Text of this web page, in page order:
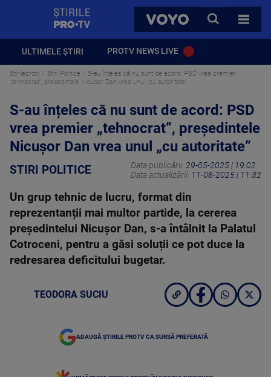
VOYO
CAUTA
TOATE
ULTIMELE ȘTIRI PROTV NEWS LIVE
Stirileprotv Stiri Politice
S-au înțeles că nu sunt de acord: PSD vrea premier
„tehnocrat”, președintele Nicușor Dan vrea unul „cu autoritate”
S-au înțeles că nu sunt de acord: PSD
vrea premier „tehnocrat”, președintele
Nicușor Dan vrea unul „cu autoritate”
STIRI POLITICE Data publicării: 29-05-2025 | 19:02
Data actualizării: 11-08-2025 | 11:32
Un grup tehnic de lucru, format din
reprezentanții mai multor partide, la cererea
președintelui Nicușor Dan, s-a întâlnit la Palatul
Cotroceni, pentru a găsi soluții ce pot duce la
redresarea deficitului bugetar.
TEODORA SUCIU
ADAUGĂ ȘTIRILE PROTV CA SURSĂ PREFERATĂ